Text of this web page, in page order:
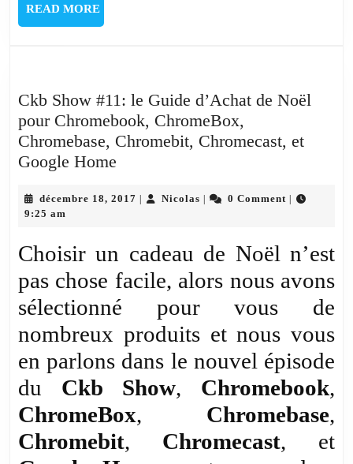
READ MOREREAD
MORE
Ckb Show #11: le Guide d’Achat de Noël
pour Chromebook, ChromeBox,
Chromebase, Chromebit, Chromecast, et
Google Home
#11:
Guide
d’Achat
de
Noël
Chromebook,
ChromeBox,
Chromebase,
Chromecast,
et
décembre 18, 2017 décembre
| NicolasNicolas
| 0 Comment |
9:25 am
Choisir un cadeau de Noël n’est
pas chose facile, alors nous avons
sélectionné pour vous de
nombreux produits et nous vous
en parlons dans le nouvel épisode
du Ckb Show, Chromebook,
ChromeBox, Chromebase,
Chromebit, Chromecast, et